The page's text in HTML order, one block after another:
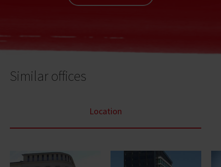
Similar offices
Location